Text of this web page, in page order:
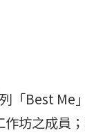
「Best Me
坊之成員